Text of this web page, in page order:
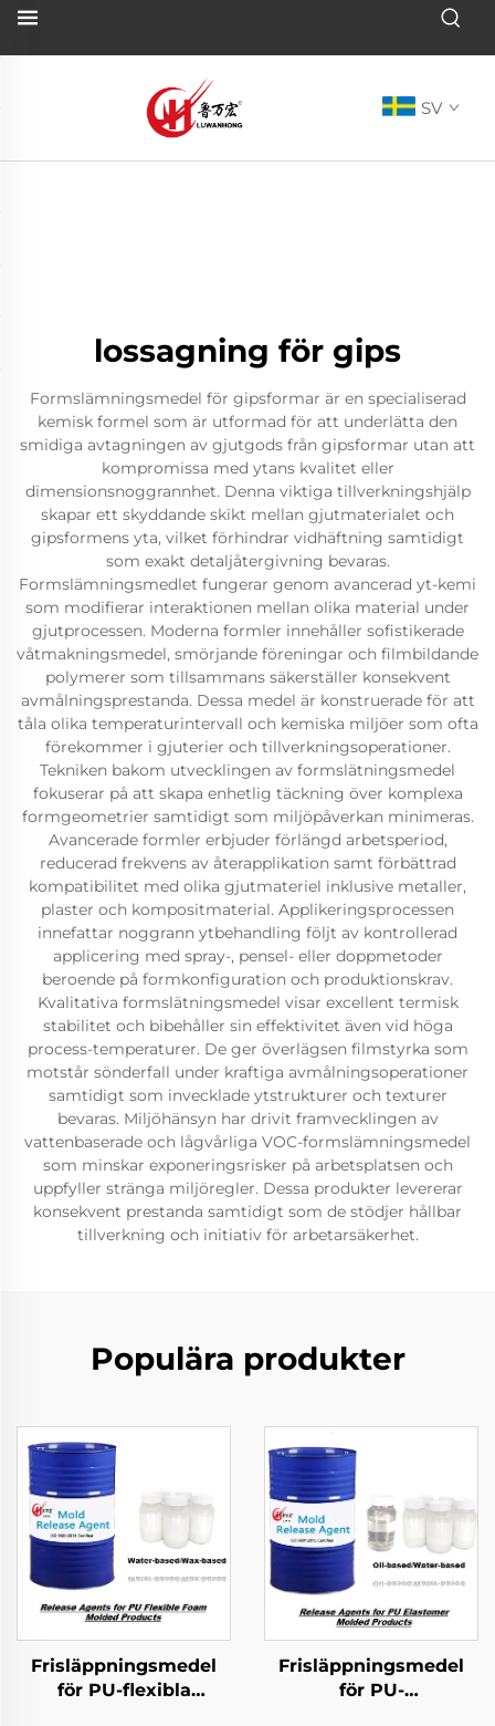
SV
lossagning för gips
Formslämningsmedel för gipsformar är en specialiserad
kemisk formel som är utformad för att underlätta den
smidiga avtagningen av gjutgods från gipsformar utan att
kompromissa med ytans kvalitet eller
dimensionsnoggrannhet. Denna viktiga tillverkningshjälp
skapar ett skyddande skikt mellan gjutmaterialet och
gipsformens yta, vilket förhindrar vidhäftning samtidigt
som exakt detaljåtergivning bevaras.
Formslämningsmedlet fungerar genom avancerad yt-kemi
som modifierar interaktionen mellan olika material under
gjutprocessen. Moderna formler innehåller sofistikerade
våtmakningsmedel, smörjande föreningar och filmbildande
polymerer som tillsammans säkerställer konsekvent
avmålningsprestanda. Dessa medel är konstruerade för att
tåla olika temperaturintervall och kemiska miljöer som ofta
förekommer i gjuterier och tillverkningsoperationer.
Tekniken bakom utvecklingen av formslätningsmedel
fokuserar på att skapa enhetlig täckning över komplexa
formgeometrier samtidigt som miljöpåverkan minimeras.
Avancerade formler erbjuder förlängd arbetsperiod,
reducerad frekvens av återapplikation samt förbättrad
kompatibilitet med olika gjutmateriel inklusive metaller,
plaster och kompositmaterial. Applikeringsprocessen
innefattar noggrann ytbehandling följt av kontrollerad
applicering med spray-, pensel- eller doppmetoder
beroende på formkonfiguration och produktionskrav.
Kvalitativa formslätningsmedel visar excellent termisk
stabilitet och bibehåller sin effektivitet även vid höga
process-temperaturer. De ger överlägsen filmstyrka som
motstår sönderfall under kraftiga avmålningsoperationer
samtidigt som invecklade ytstrukturer och texturer
bevaras. Miljöhänsyn har drivit framvecklingen av
vattenbaserade och lågvårliga VOC-formslämningsmedel
som minskar exponeringsrisker på arbetsplatsen och
uppfyller stränga miljöregler. Dessa produkter levererar
konsekvent prestanda samtidigt som de stödjer hållbar
tillverkning och initiativ för arbetarsäkerhet.
Populära produkter
Frisläppningsmedel
för PU-flexibla
Frisläppningsmedel
för PU-